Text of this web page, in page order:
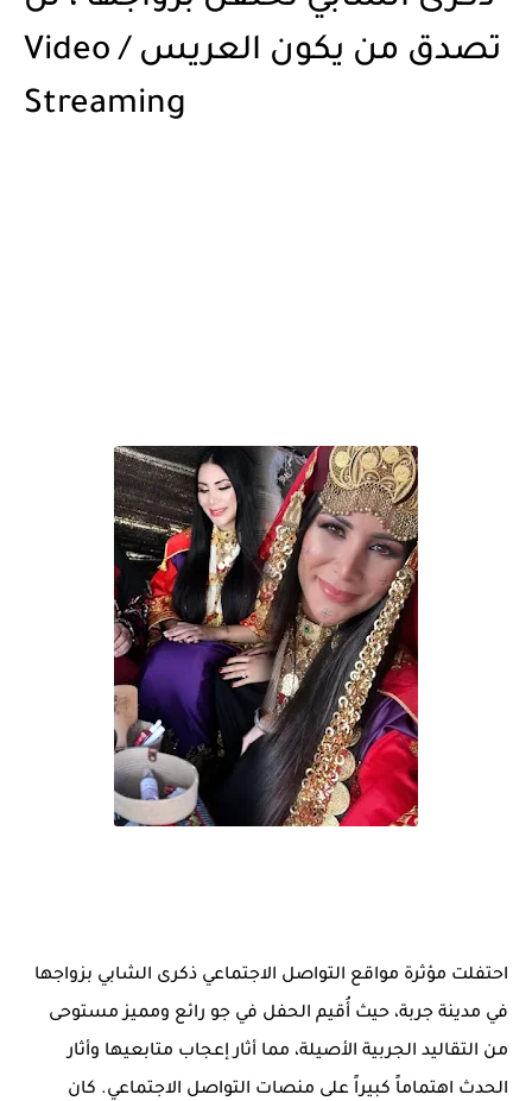
تصدق من يكون العريس / Video
Streaming
احتفلت مؤثرة مواقع التواصل الاجتماعي ذكرى الشابي بزواجها
في مدينة جربة، حيث أُقيم الحفل في جو رائع ومميز مستوحى
من التقاليد الجربية الأصيلة، مما أثار إعجاب متابعيها وأثار
الحدث اهتماماً كبيراً على منصات التواصل الاجتماعي. كان